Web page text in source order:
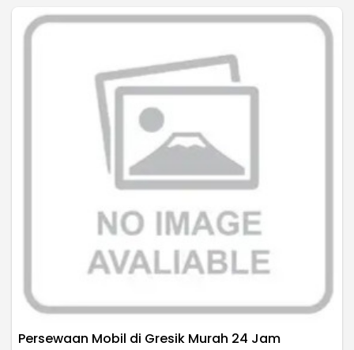
Persewaan Mobil di Gresik Murah 24 Jam